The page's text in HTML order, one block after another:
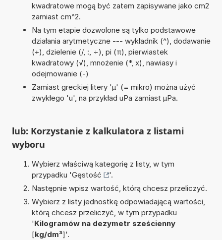
kwadratowe mogą być zatem zapisywane jako cm2
zamiast cm^2.
Na tym etapie dozwolone są tylko podstawowe
działania arytmetyczne --- wykładnik (^), dodawanie
(+), dzielenie (/, :, ÷), pi (π), pierwiastek
kwadratowy (√), mnożenie (*, x), nawiasy i
odejmowanie (-)
Zamiast greckiej litery 'µ' (= mikro) można użyć
zwykłego 'u', na przykład uPa zamiast µPa.
lub: Korzystanie z kalkulatora z listami
wyboru
Wybierz właściwą kategorię z listy, w tym
przypadku 'Gęstość
'.
Następnie wpisz wartość, którą chcesz przeliczyć.
Wybierz z listy jednostkę odpowiadającą wartości,
którą chcesz przeliczyć, w tym przypadku
'Kilogramów na dezymetr sześcienny
[kg/dm³]'.